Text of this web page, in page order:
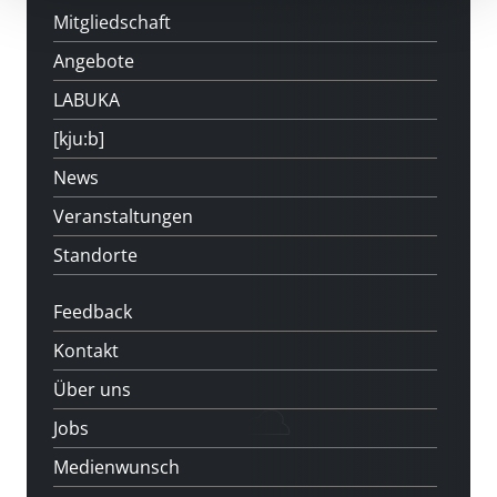
Mitgliedschaft
Angebote
LABUKA
[kju:b]
News
Veranstaltungen
Standorte
Feedback
Kontakt
Über uns
Jobs
Medienwunsch